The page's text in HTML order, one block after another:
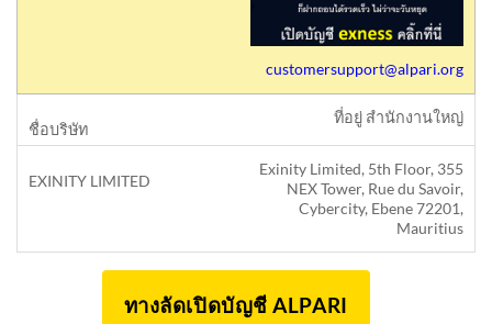
customersupport@alpari.org
ที่อยู่ สำนักงานใหญ่
Exinity Limited, 5th Floor, 355
NEX Tower, Rue du Savoir,
Cybercity, Ebene 72201,
Mauritius
ทางลัดเปิดบัญชี ALPARI